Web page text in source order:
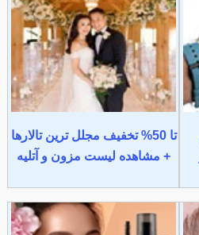
تا 50% تخفیف مجلل ترین تالارها
+ مشاهده لیست مزون و آتلیه